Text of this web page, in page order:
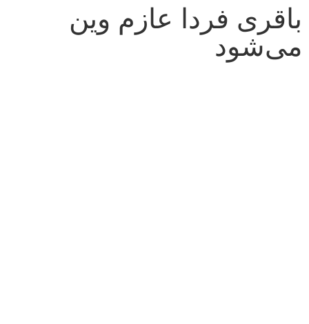
باقری فردا عازم وین
می‌شود